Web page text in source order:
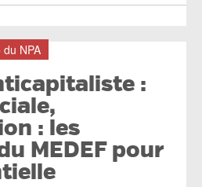
du NPA
:
: les
MEDEF pour